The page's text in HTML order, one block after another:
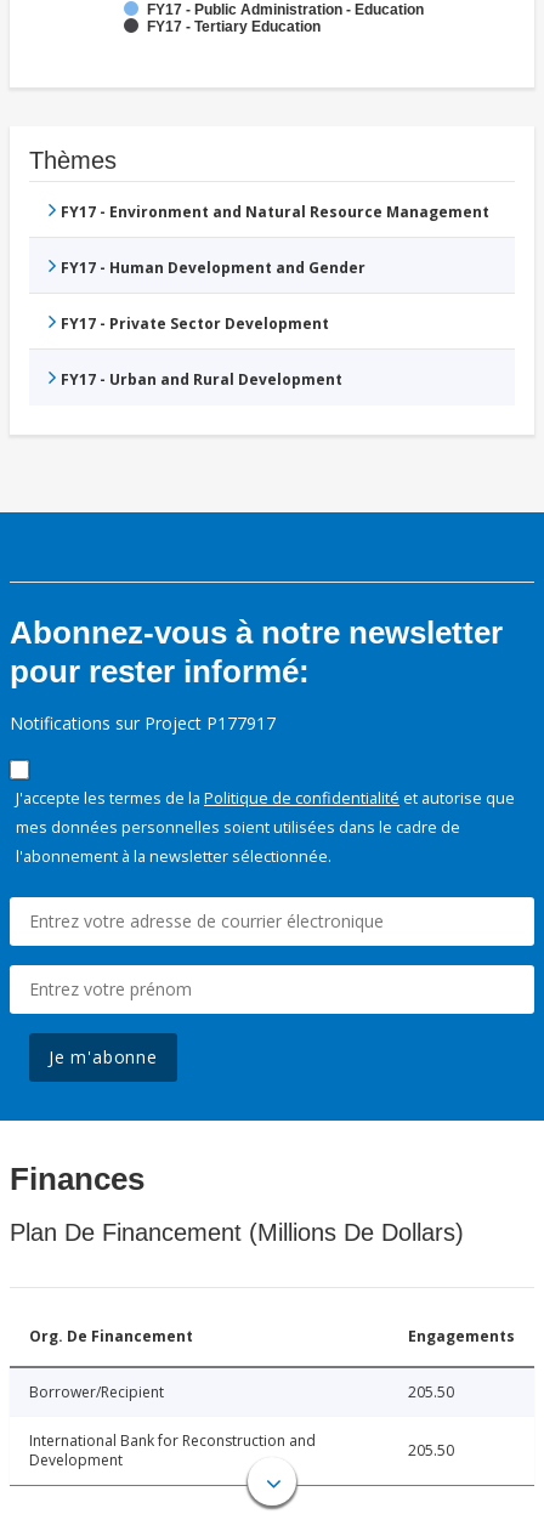
FY17 - Public Administration - Education
FY17 - Tertiary Education
Thèmes
FY17 - Environment and Natural Resource Management
FY17 - Human Development and Gender
FY17 - Private Sector Development
FY17 - Urban and Rural Development
Abonnez-vous à notre newsletter
pour rester informé:
Notifications sur Project P177917
J'accepte les termes de la Politique de confidentialité et autorise que
mes données personnelles soient utilisées dans le cadre de
l'abonnement à la newsletter sélectionnée.
Je m'abonne
Finances
Plan De Financement (Millions De Dollars)
Org. De Financement Engagements
Borrower/Recipient 205.50
International Bank for Reconstruction and
Development
205.50